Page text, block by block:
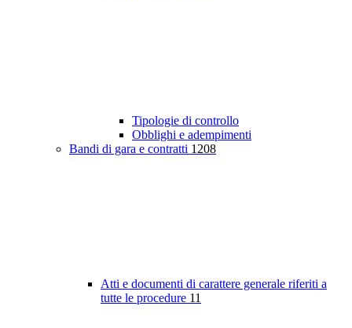
Tipologie di controllo
Obblighi e adempimenti
Bandi di gara e contratti 1208
Atti e documenti di carattere generale riferiti a
tutte le procedure 11